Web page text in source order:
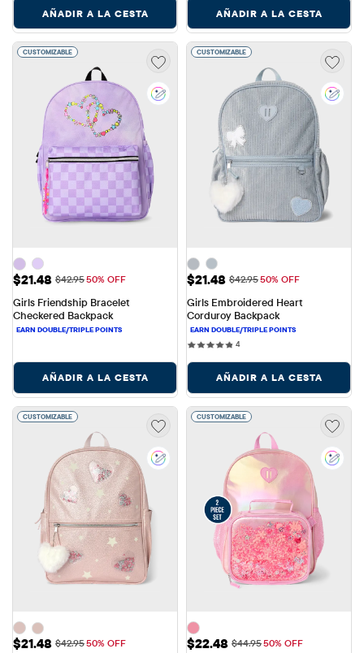
AÑADIR A LA CESTA AÑADIR A LA CESTA
CUSTOMIZABLE
Precio de venta: $21.48
$21.48 Precio original: $42.95
$42.9550% OFF
Girls Friendship Bracelet
Checkered Backpack
AÑADIR A LA CESTA
CUSTOMIZABLE
Precio de venta: $21.48
$21.48 Precio original: $42.95
$42.9550% OFF
Girls Embroidered Heart
Corduroy Backpack
44 reviews
AÑADIR A LA CESTA
CUSTOMIZABLE
Precio de venta: $21.48
$21.48 Precio original: $42.95
$42.9550% OFF
CUSTOMIZABLE
Precio de venta: $22.48
$22.48 Precio original: $44.95
$44.9550% OFF